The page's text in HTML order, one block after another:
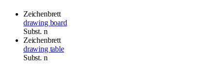
Zeichenbrett
drawing board
Subst. n
Zeichenbrett
drawing table
Subst. n